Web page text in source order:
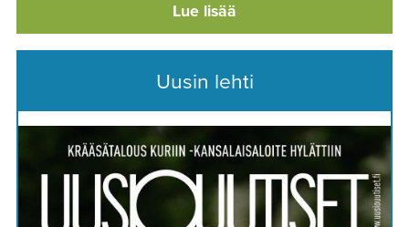
Lue lisää
Uusin lehti